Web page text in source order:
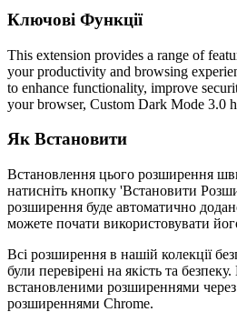
Ключові Функції
This extension provides a range of
your productivity and browsing
to enhance functionality, improve
your browser, Custom Dark Mode 3.0
Як Встановити
Встановлення цього розширення
натисніть кнопку 'Встановити
розширення буде автоматично
можете почати використовувати
Всі розширення в нашій колекції
були перевірені на якість та
встановленими розширеннями через
розширеннями Chrome.